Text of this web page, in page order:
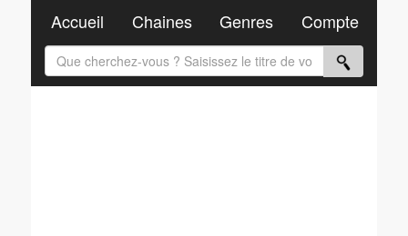
Accueil Chaines Genres Compte